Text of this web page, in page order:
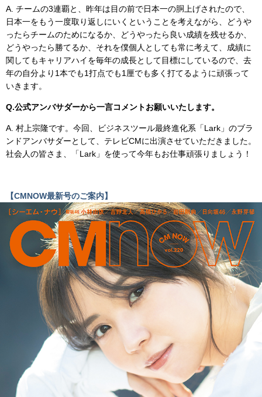
A. チームの3連覇と、昨年は目の前で日本一の胴上げされたので、
日本一をもう一度取り返しにいくということを考えながら、どうや
ったらチームのためになるか、どうやったら良い成績を残せるか、
どうやったら勝てるか、それを僕個人としても常に考えて、成績に
関してもキャリアハイを毎年の成長として目標にしているので、去
年の自分より1本でも1打点でも1厘でも多く打てるように頑張って
いきます。
Q.公式アンバサダーから一言コメントお願いいたします。
A. 村上宗隆です。今回、ビジネスツール最終進化系「Lark」のブラ
ンドアンバサダーとして、テレビCMに出演させていただきました。
社会人の皆さま、「Lark」を使って今年もお仕事頑張りましょう！
【CMNOW最新号のご案内】